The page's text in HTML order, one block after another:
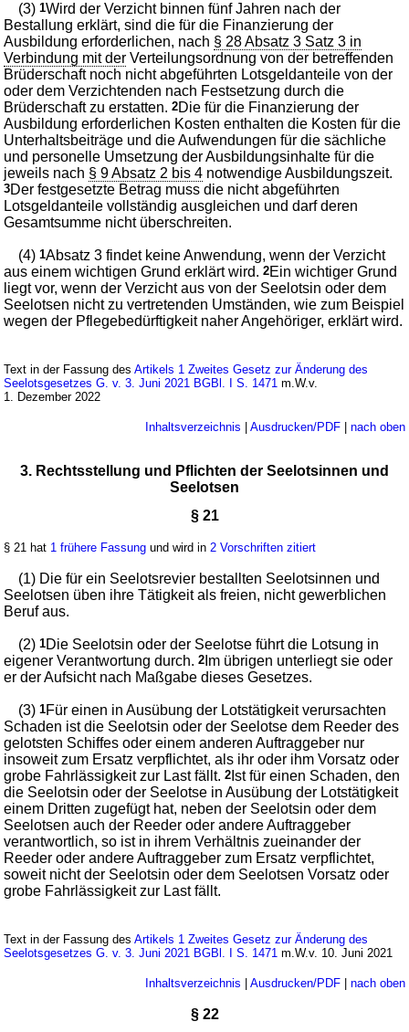
(3)1Wird der Verzicht binnen fünf Jahren nach der
Bestallung erklärt, sind die für die Finanzierung der
Ausbildung erforderlichen, nach § 28 Absatz 3 Satz 3 in
Verbindung mit der Verteilungsordnung von der betreffenden
Brüderschaft noch nicht abgeführten Lotsgeldanteile von der
oder dem Verzichtenden nach Festsetzung durch die
Brüderschaft zu erstatten.2Die für die Finanzierung der
Ausbildung erforderlichen Kosten enthalten die Kosten für die
Unterhaltsbeiträge und die Aufwendungen für die sächliche
und personelle Umsetzung der Ausbildungsinhalte für die
jeweils nach § 9 Absatz 2 bis 4 notwendige Ausbildungszeit.
3Der festgesetzte Betrag muss die nicht abgeführten
Lotsgeldanteile vollständig ausgleichen und darf deren
Gesamtsumme nicht überschreiten.
(4)1Absatz 3 findet keine Anwendung, wenn der Verzicht
aus einem wichtigen Grund erklärt wird.2Ein wichtiger Grund
liegt vor, wenn der Verzicht aus von der Seelotsin oder dem
Seelotsen nicht zu vertretenden Umständen, wie zum Beispiel
wegen der Pflegebedürftigkeit naher Angehöriger, erklärt wird.
Text in der Fassung desArtikels 1 Zweites Gesetz zur Änderung des
Seelotsgesetzes G. v. 3. Juni 2021 BGBl. I S. 1471 m.W.v.
1. Dezember 2022
Inhaltsverzeichnis Ausdrucken/PDF| nach oben
3. Rechtsstellung und Pflichten der Seelotsinnen und
Seelotsen
§ 21
§ 21 hat 1 frühere Fassung und wird in 2 Vorschriften zitiert
(1) Die für ein Seelotsrevier bestallten Seelotsinnen und
Seelotsen üben ihre Tätigkeit als freien, nicht gewerblichen
Beruf aus.
(2)1Die Seelotsin oder der Seelotse führt die Lotsung in
eigener Verantwortung durch.2 Im übrigen unterliegt sie oder
er der Aufsicht nach Maßgabe dieses Gesetzes.
(3)1Für einen in Ausübung der Lotstätigkeit verursachten
Schaden ist die Seelotsin oder der Seelotse dem Reeder des
gelotsten Schiffes oder einem anderen Auftraggeber nur
insoweit zum Ersatz verpflichtet, als ihr oder ihm Vorsatz oder
grobe Fahrlässigkeit zur Last fällt.2 Ist für einen Schaden, den
die Seelotsin oder der Seelotse in Ausübung der Lotstätigkeit
einem Dritten zugefügt hat, neben der Seelotsin oder dem
Seelotsen auch der Reeder oder andere Auftraggeber
verantwortlich, so ist in ihrem Verhältnis zueinander der
Reeder oder andere Auftraggeber zum Ersatz verpflichtet,
soweit nicht der Seelotsin oder dem Seelotsen Vorsatz oder
grobe Fahrlässigkeit zur Last fällt.
Text in der Fassung desArtikels 1 Zweites Gesetz zur Änderung des
Seelotsgesetzes G. v. 3. Juni 2021 BGBl. I S. 1471 m.W.v. 10. Juni 2021
Inhaltsverzeichnis Ausdrucken/PDF| nach oben
§ 22